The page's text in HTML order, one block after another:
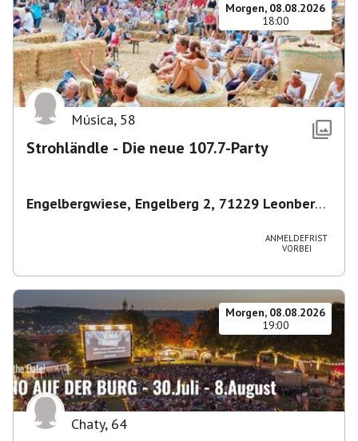
Morgen, 08.08.2026
18:00
Música, 58
Strohländle - Die neue 107.7-Party
Engelbergwiese, Engelberg 2, 71229 Leonberg,
ANMELDEFRIST
VORBEI
Morgen, 08.08.2026
19:00
Chaty, 64